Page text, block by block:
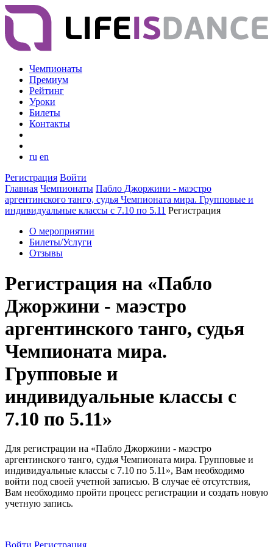
Чемпионаты
Премиум
Рейтинг
Уроки
Билеты
Контакты
ru en
Регистрация Войти
Главная Чемпионаты Пабло Джоржини - маэстро
аргентинского танго, судья Чемпионата мира. Групповые и
индивидуальные классы с 7.10 по 5.11 Регистрация
О мероприятии
Билеты/Услуги
Отзывы
Регистрация на «Пабло
Джоржини - маэстро
аргентинского танго, судья
Чемпионата мира.
Групповые и
индивидуальные классы с
7.10 по 5.11»
Для регистрации на «Пабло Джоржини - маэстро
аргентинского танго, судья Чемпионата мира. Групповые и
индивидуальные классы с 7.10 по 5.11», Вам необходимо
войти под своей учетной записью. В случае её отсутствия,
Вам необходимо пройти процесс регистрации и создать новую
учетную запись.